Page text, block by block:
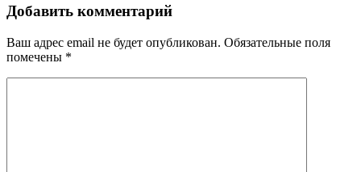
Добавить комментарий
Ваш адрес email не будет опубликован. Обязательные поля
помечены *